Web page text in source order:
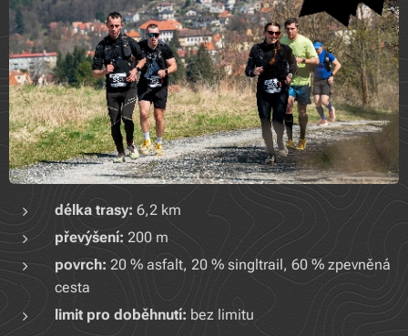
délka trasy: 6,2 km
převýšení: 200 m
povrch: 20 % asfalt, 20 % singltrail, 60 % zpevněná
cesta
limit pro doběhnutí: bez limitu